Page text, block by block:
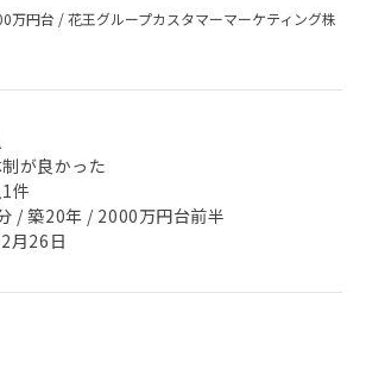
万円台 /花王グループカスタマーマーケティング株
が良かった
件
/ 築20年 / 2000万円台前半
月26日